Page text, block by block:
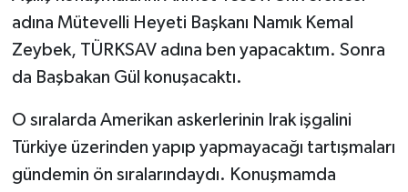
adına Mütevelli Heyeti Başkanı Namık Kemal
Zeybek, TÜRKSAV adına ben yapacaktım. Sonra
da Başbakan Gül konuşacaktı.
O sıralarda Amerikan askerlerinin Irak işgalini
Türkiye üzerinden yapıp yapmayacağı tartışmaları
gündemin ön sıralarındaydı. Konuşmamda